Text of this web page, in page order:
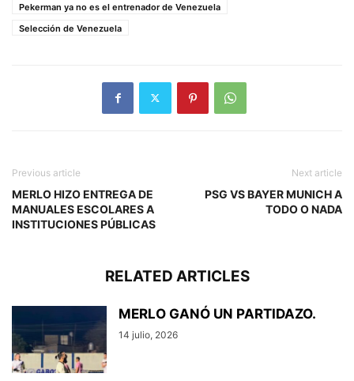
Pekerman ya no es el entrenador de Venezuela
Selección de Venezuela
Previous article
MERLO HIZO ENTREGA DE
MANUALES ESCOLARES A
INSTITUCIONES PÚBLICAS
Next article
PSG VS BAYER MUNICH A
TODO O NADA
RELATED ARTICLES
MERLO GANÓ UN PARTIDAZO.
14 julio, 2026